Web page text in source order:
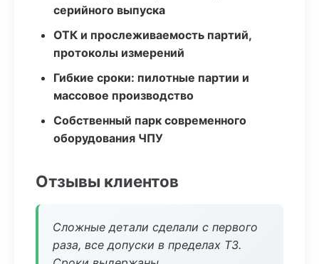
серийного выпуска
ОТК и прослеживаемость партий,
протоколы измерений
Гибкие сроки: пилотные партии и
массовое производство
Собственный парк современного
оборудования ЧПУ
Отзывы клиентов
Сложные детали сделали с первого
раза, все допуски в пределах ТЗ.